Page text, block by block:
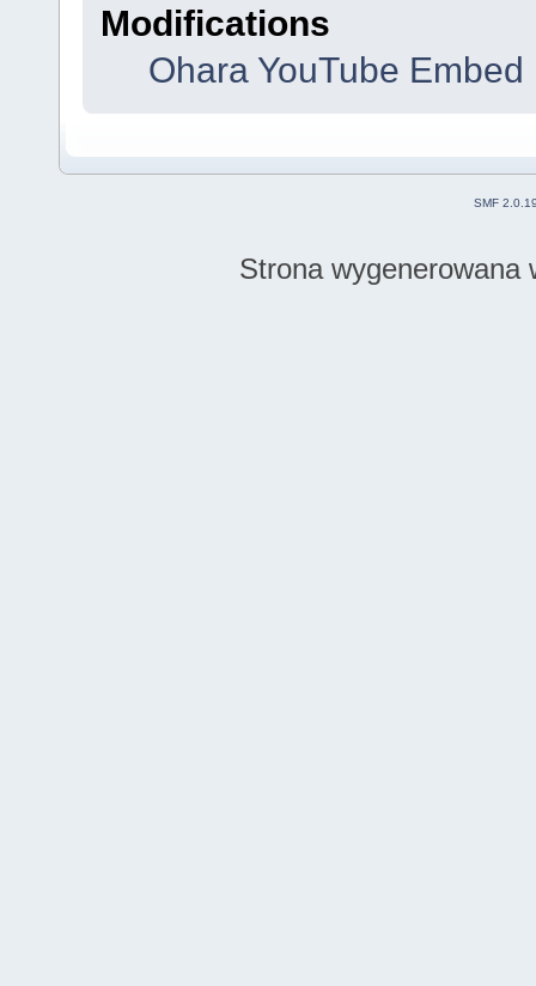
Modifications
Ohara YouTube
SMF
Strona wygenerowana